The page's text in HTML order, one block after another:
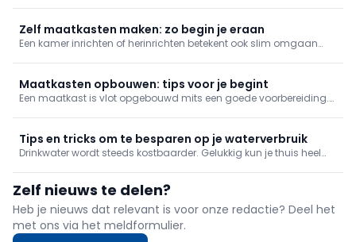
duurzame, schaalbare en betaalbare innovatie.
Zelf maatkasten maken: zo begin je eraan
Een kamer inrichten of herinrichten betekent ook slim omgaan
zelf maken, of laten maken en zelf in elkaar steken.
Maatkasten opbouwen: tips voor je begint
Een maatkast is vlot opgebouwd mits een goede voorbereiding.
voorzien of ga je voor open kasten? We lijsten enkele tips ...
Tips en tricks om te besparen op je waterverbruik
Drinkwater wordt steeds kostbaarder. Gelukkig kun je thuis heel
verlaag meteen je waterfactuur.
Zelf nieuws te delen?
Heb je nieuws dat relevant is voor onze redactie? Deel het
met ons via het meldformulier.